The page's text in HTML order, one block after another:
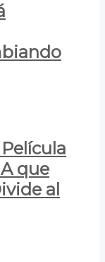
que
al